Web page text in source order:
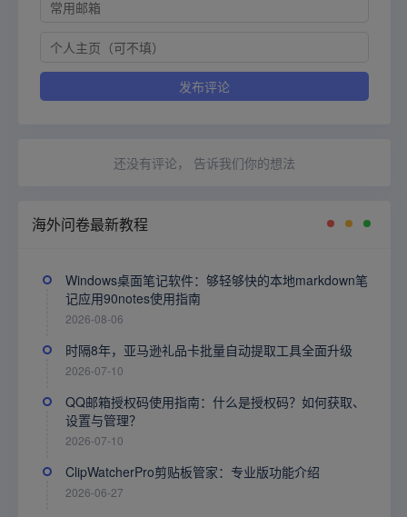
还没有评论， 告诉我们你的想法
海外问卷最新教程
Windows桌面笔记软件：够轻够快的本地markdown笔
记应用90notes使用指南
2026-08-06
时隔8年，亚马逊礼品卡批量自动提取工具全面升级
2026-07-10
QQ邮箱授权码使用指南：什么是授权码？如何获取、
设置与管理？
2026-07-10
ClipWatcherPro剪贴板管家：专业版功能介绍
2026-06-27